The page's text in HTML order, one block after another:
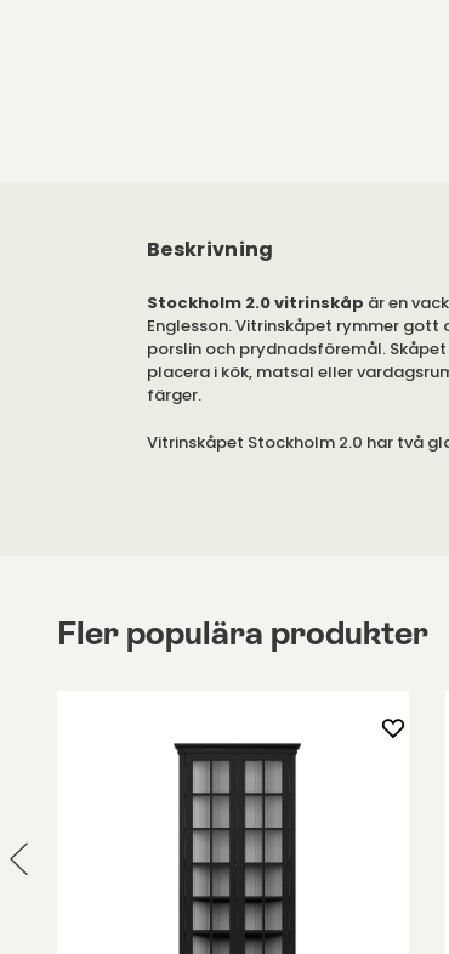
Beskrivning
Stockholm 2.0 vitrinskåp är en
Englesson. Vitrinskåpet rymmer gott
porslin och prydnadsföremål.
placera i kök, matsal eller
färger.
Vitrinskåpet Stockholm 2.0 har två
Max vikt/ hylla 5 kg.
Fler populära produkter